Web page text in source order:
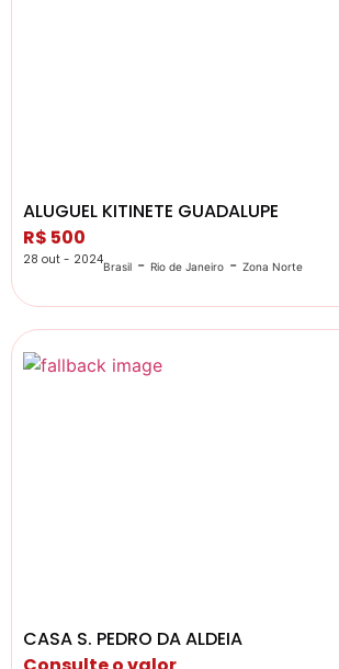
ALUGUEL KITINETE GUADALUPE
R$ 500
28 out - 2024Brasil - Rio de Janeiro - Zona Norte
CASA S. PEDRO DA ALDEIA